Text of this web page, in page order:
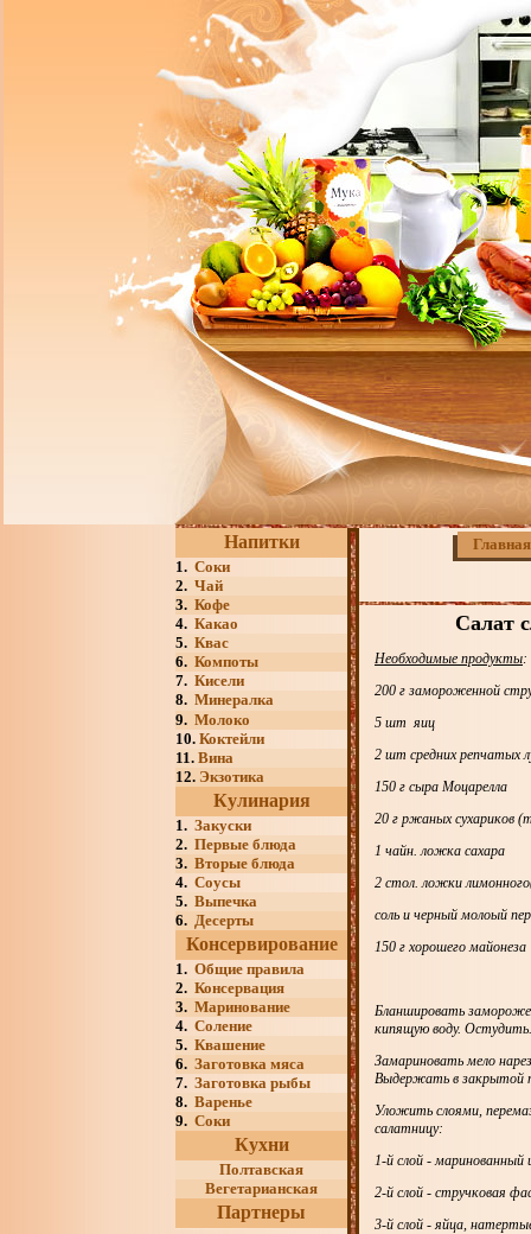
Напитки
1. Соки
2. Чай
3. Кофе
4. Какао
5. Квас
6. Компоты
7. Кисели
8. Минералка
9. Молоко
10. Коктейли
11. Вина
12. Экзотика
Кулинария
1. Закуски
2. Первые блюда
3. Вторые блюда
4. Соусы
5. Выпечка
6. Десерты
Консервирование
1. Общие правила
2. Консервация
3. Маринование
4. Соление
5. Квашение
6. Заготовка мяса
7. Заготовка рыбы
8. Варенье
9. Соки
Кухни
Полтавская
Вегетарианская
Партнеры
Главная
Салат
Необходимые продукты:
200 г замороженной
5 шт яиц
2 шт средних репчатых
150 г сыра Моцарелла
20 г ржаных сухариков
1 чайн. ложка сахара
2 стол. ложки
соль и черный молоый
150 г хорошего майонеза
Бланшировать
кипящую воду. Остудить.
Замариновать мело
Выдержать в закрытой
Уложить слоями,
салатницу:
1-й слой -
2-й слой - стручковая
3-й слой - яйца,